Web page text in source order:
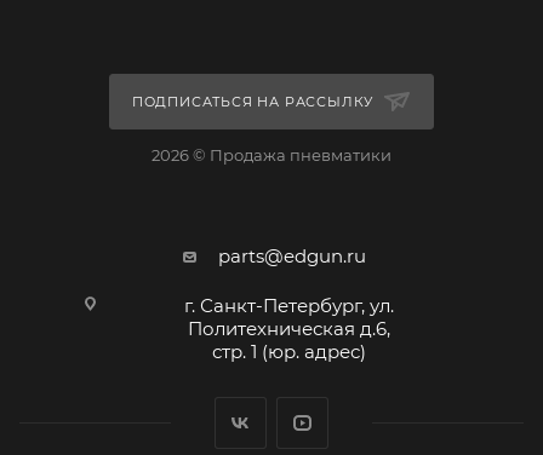
ПОДПИСАТЬСЯ НА РАССЫЛКУ
2026 © Продажа пневматики
parts@edgun.ru
г. Санкт-Петербург, ул.
Политехническая д.6,
стр. 1 (юр. адрес)